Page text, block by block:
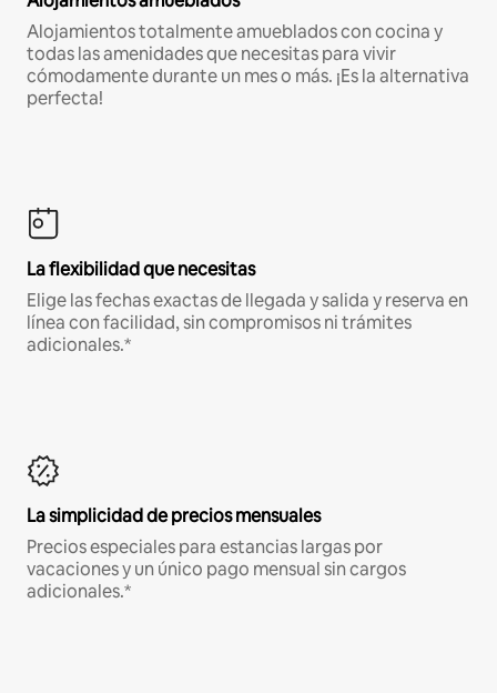
Alojamientos totalmente amueblados con cocina y
todas las amenidades que necesitas para vivir
cómodamente durante un mes o más. ¡Es la alternativa
perfecta!
La flexibilidad que necesitas
Elige las fechas exactas de llegada y salida y reserva en
línea con facilidad, sin compromisos ni trámites
adicionales.*
La simplicidad de precios mensuales
Precios especiales para estancias largas por
vacaciones y un único pago mensual sin cargos
adicionales.*